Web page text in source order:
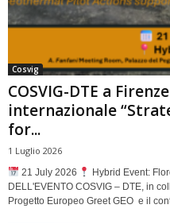
Cosvig
COSVIG-DTE a
internazionale
for...
1 Luglio 2026
21 July 2026
Hybrid Event:
DELL'EVENTO COSVIG – DTE, in
Progetto Europeo Greet GEO e il